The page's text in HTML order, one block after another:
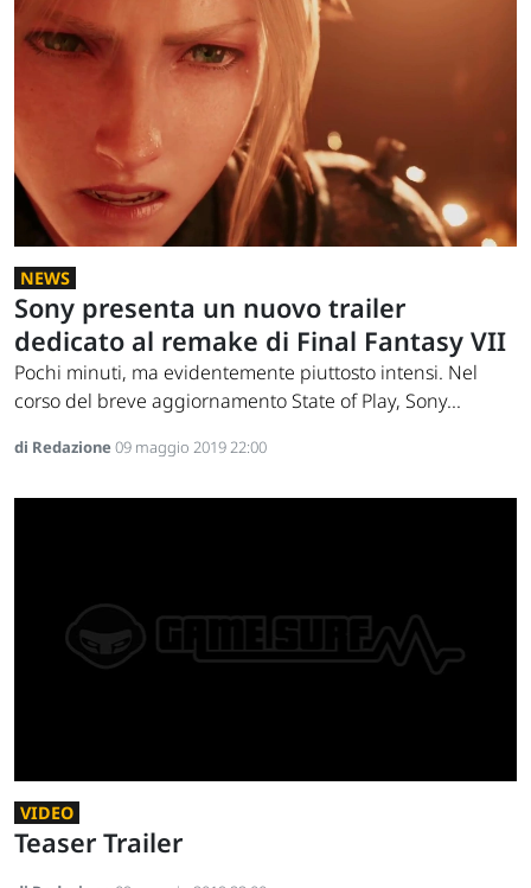
NEWS
Sony presenta un nuovo trailer
dedicato al remake di Final Fantasy VII
Pochi minuti, ma evidentemente piuttosto intensi. Nel
corso del breve aggiornamento State of Play, Sony...
di Redazione09 maggio 2019 22:00
VIDEO
Teaser Trailer